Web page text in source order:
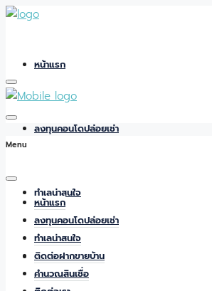
หน้าแรก
ลงทุนคอนโดปล่อยเช่า
ทำเลน่าสนใจ
ติดต่อฝากขายบ้าน
Menu
หน้าแรก
ลงทุนคอนโดปล่อยเช่า
ทำเลน่าสนใจ
ติดต่อฝากขายบ้าน
คำนวณสินเชื่อ